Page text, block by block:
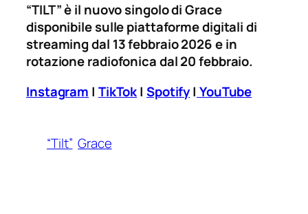
“TILT” è il nuovo singolo di Grace
disponibile sulle piattaforme digitali di
streaming dal 13 febbraio 2026 e in
rotazione radiofonica dal 20 febbraio.
Instagram | TikTok| Spotify| YouTube
“Tilt” Grace